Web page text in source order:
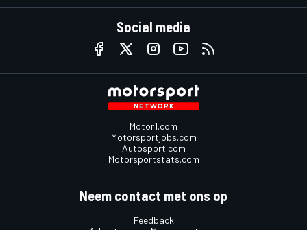
Social media
Motor1.com
Motorsportjobs.com
Autosport.com
Motorsportstats.com
Neem contact met ons op
Feedback